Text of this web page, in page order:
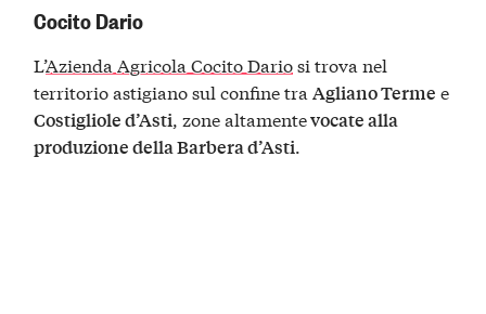
Cocito Dario
L’Azienda Agricola Cocito Dariosi trova nel
territorio astigiano sul confine tra Agliano Terme e
Costigliole d’Asti , zone altamentevocate alla
produzione della Barbera d’Asti